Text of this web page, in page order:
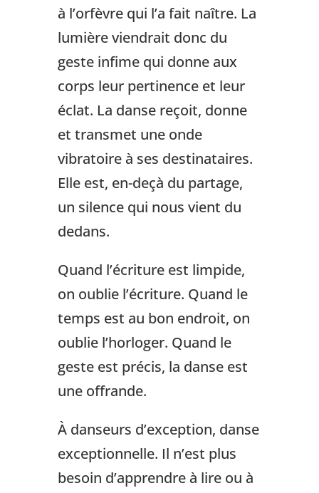
à l’orfèvre qui l’a fait naître. La
lumière viendrait donc du
geste infime qui donne aux
corps leur pertinence et leur
éclat. La danse reçoit, donne
et transmet une onde
vibratoire à ses destinataires.
Elle est, en-deçà du partage,
un silence qui nous vient du
dedans.
Quand l’écriture est limpide,
on oublie l’écriture. Quand le
temps est au bon endroit, on
oublie l’horloger. Quand le
geste est précis, la danse est
une offrande.
À danseurs d’exception, danse
exceptionnelle. Il n’est plus
besoin d’apprendre à lire ou à